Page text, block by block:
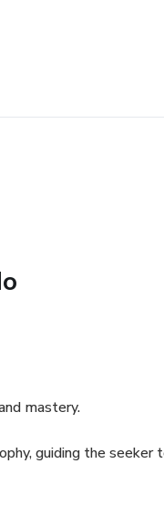
mastery.
guiding the seeker